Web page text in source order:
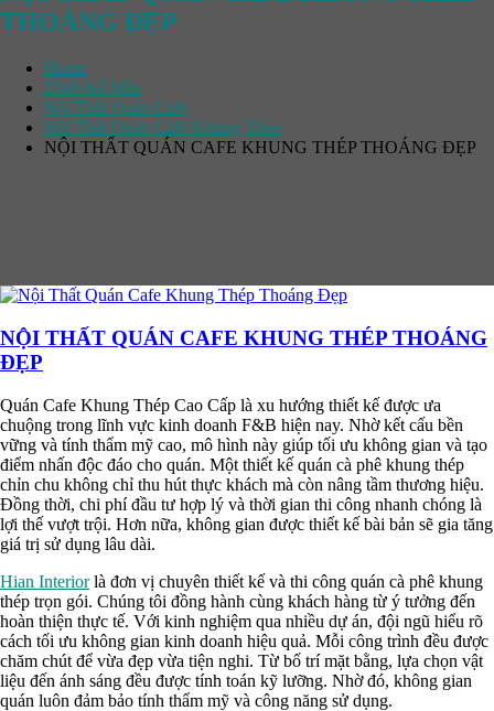
THOÁNG ĐẸP
Home
Thiết Kế Mẫu
Nội Thất Quán Cafe
Nội Thất Quán Cafe Khung Thép
NỘI THẤT QUÁN CAFE KHUNG THÉP THOÁNG ĐẸP
NỘI THẤT QUÁN CAFE KHUNG THÉP THOÁNG
ĐẸP
Quán Cafe Khung Thép Cao Cấp là xu hướng thiết kế được ưa
chuộng trong lĩnh vực kinh doanh F&B hiện nay. Nhờ kết cấu bền
vững và tính thẩm mỹ cao, mô hình này giúp tối ưu không gian và tạo
điểm nhấn độc đáo cho quán. Một thiết kế quán cà phê khung thép
chỉn chu không chỉ thu hút thực khách mà còn nâng tầm thương hiệu.
Đồng thời, chi phí đầu tư hợp lý và thời gian thi công nhanh chóng là
lợi thế vượt trội. Hơn nữa, không gian được thiết kế bài bản sẽ gia tăng
giá trị sử dụng lâu dài.
Hian Interiorlà đơn vị chuyên thiết kế và thi công quán cà phê khung
thép trọn gói. Chúng tôi đồng hành cùng khách hàng từ ý tưởng đến
hoàn thiện thực tế. Với kinh nghiệm qua nhiều dự án, đội ngũ hiểu rõ
cách tối ưu không gian kinh doanh hiệu quả. Mỗi công trình đều được
chăm chút để vừa đẹp vừa tiện nghi. Từ bố trí mặt bằng, lựa chọn vật
liệu đến ánh sáng đều được tính toán kỹ lưỡng. Nhờ đó, không gian
quán luôn đảm bảo tính thẩm mỹ và công năng sử dụng.